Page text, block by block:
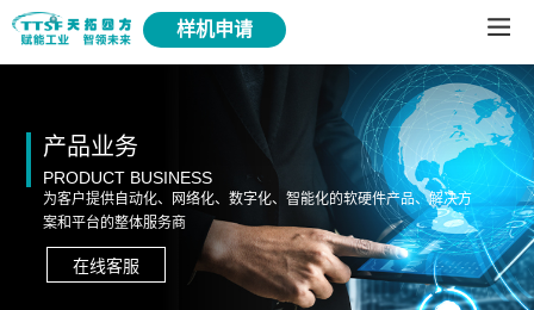
样机申请
产品业务
PRODUCT BUSINESS
为客户提供自动化、网络化、数字化、智能化的软硬件产品、解决方
案和平台的整体服务商
在线客服